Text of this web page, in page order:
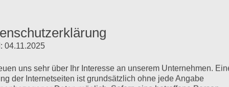
04.11.2025
uns sehr über Ihr Interesse an unserem Unternehmen.
der Internetseiten ist grundsätzlich ohne jede Angabe